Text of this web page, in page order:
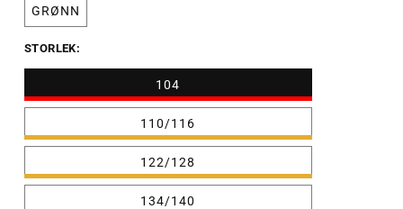
GRØNN
slutsåld
inte
STORLEK:
104
är
slutsåld
eller
inte
tillgänglig
110/116
122/128
134/140